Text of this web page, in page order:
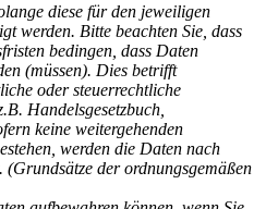
diese für den jeweiligen
werden. Bitte beachten Sie, dass
bedingen, dass Daten
(müssen). Dies betrifft
oder steuerrechtliche
Handelsgesetzbuch,
keine weitergehenden
werden die Daten nach
der ordnungsgemäßen